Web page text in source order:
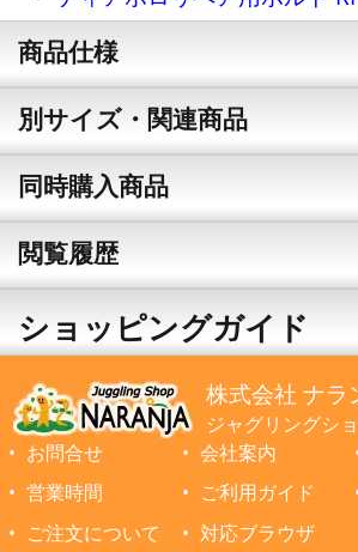
商品仕様
別サイズ・関連商品
同時購入商品
閲覧履歴
ショッピングガイド
株式会社 ナラ
ジャグリングシ
お問合せ
会社案内
営業時間
ご利用ガイド
ご注文について
対応ブラウザ